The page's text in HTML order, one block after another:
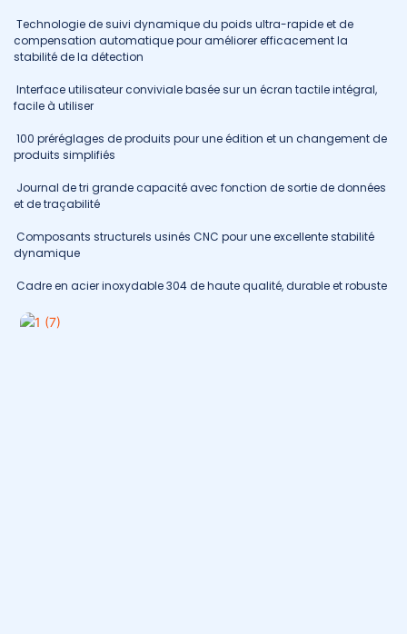
Technologie de suivi dynamique du poids ultra-rapide et de
compensation automatique pour améliorer efficacement la
stabilité de la détection
Interface utilisateur conviviale basée sur un écran tactile intégral,
facile à utiliser
100 préréglages de produits pour une édition et un changement de
produits simplifiés
Journal de tri grande capacité avec fonction de sortie de données
et de traçabilité
Composants structurels usinés CNC pour une excellente stabilité
dynamique
Cadre en acier inoxydable 304 de haute qualité, durable et robuste